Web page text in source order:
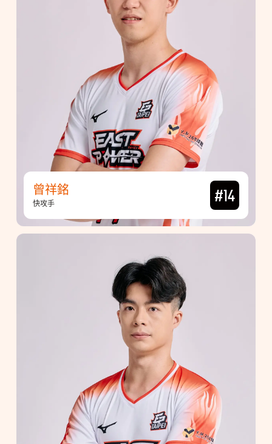
曾祥銘
快攻手 #14